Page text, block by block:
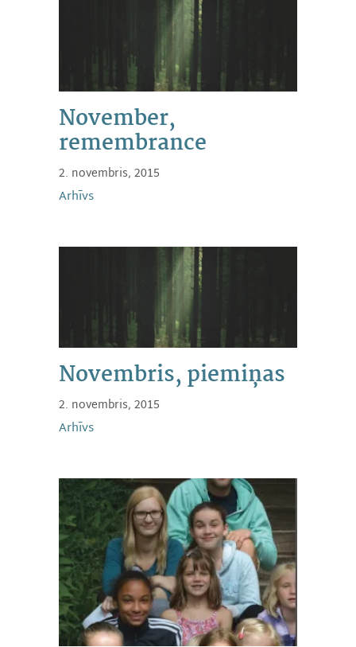
November,
remembrance
2. novembris, 2015
Arhīvs
Novembris, piemiņas
2. novembris, 2015
Arhīvs